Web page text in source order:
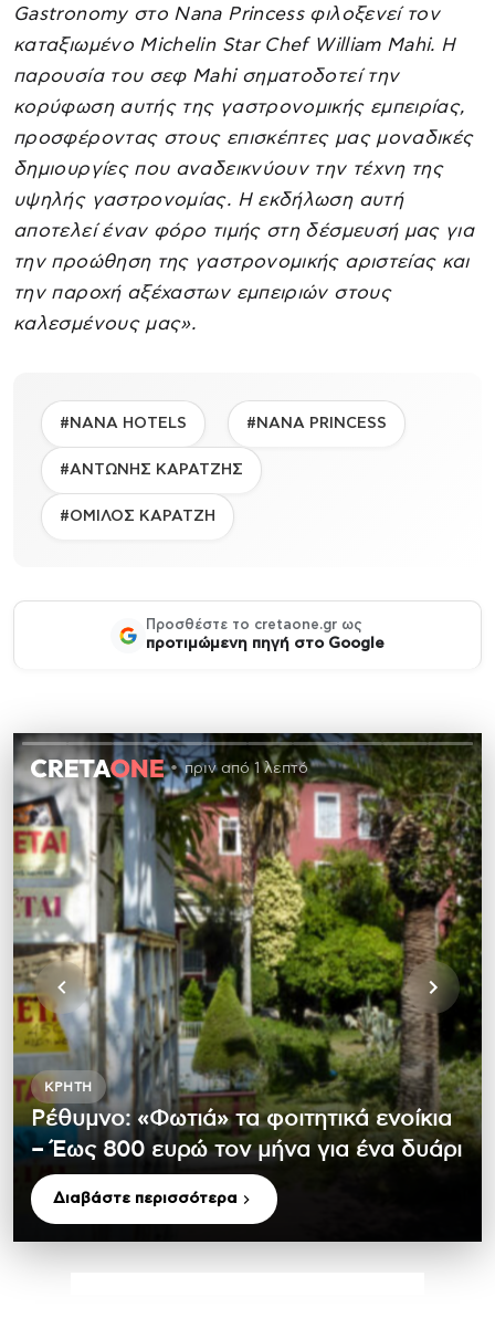
Gastronomy στο Nana Princess φιλοξενεί τον
καταξιωμένο Michelin Star Chef William Mahi. Η
παρουσία του σεφ Mahi σηματοδοτεί την
κορύφωση αυτής της γαστρονομικής εμπειρίας,
προσφέροντας στους επισκέπτες μας μοναδικές
δημιουργίες που αναδεικνύουν την τέχνη της
υψηλής γαστρονομίας. Η εκδήλωση αυτή
αποτελεί έναν φόρο τιμής στη δέσμευσή μας για
την προώθηση της γαστρονομικής αριστείας και
την παροχή αξέχαστων εμπειριών στους
καλεσμένους μας».
#NANA HOTELS #NANA PRINCESS
#ΑΝΤΩΝΗΣ ΚΑΡΑΤΖΗΣ
#ΟΜΙΛΟΣ ΚΑΡΑΤΖΗ
Προσθέστε το cretaone.gr ως
προτιμώμενη πηγή στο Google
πριν από 1 λεπτό
ΚΡΉΤΗ
Ρέθυμνο: «Φωτιά» τα φοιτητικά ενοίκια
– Έως 800 ευρώ τον μήνα για ένα δυάρι
Διαβάστε περισσότερα